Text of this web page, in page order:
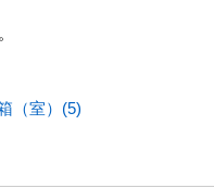
（室）(5)